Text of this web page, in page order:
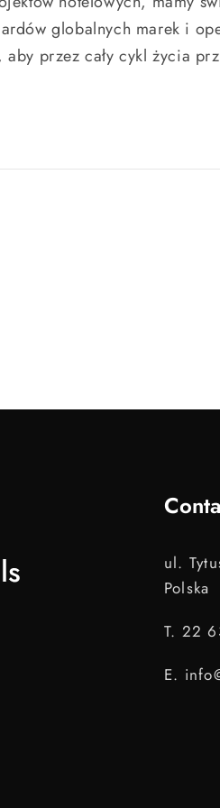
globalnych marek i
przez cały cykl życia
ul.
Polska
T. 22
E.